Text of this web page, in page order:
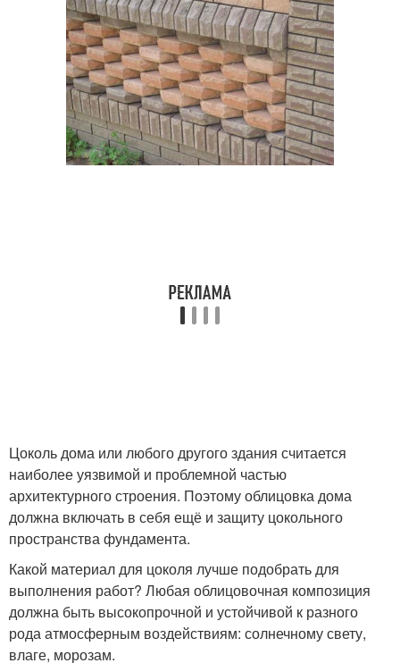
Цоколь дома или любого другого здания считается
наиболее уязвимой и проблемной частью
архитектурного строения. Поэтому облицовка дома
должна включать в себя ещё и защиту цокольного
пространства фундамента.
Какой материал для цоколя лучше подобрать для
выполнения работ? Любая облицовочная композиция
должна быть высокопрочной и устойчивой к разного
рода атмосферным воздействиям: солнечному свету,
влаге, морозам.